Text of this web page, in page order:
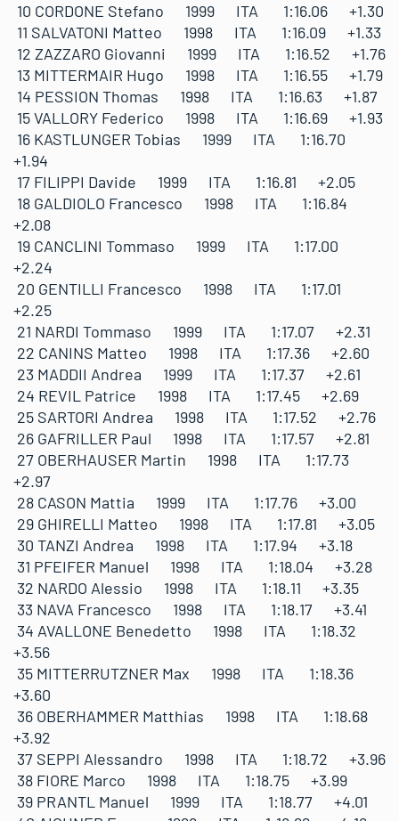
10 CORDONE Stefano 1999 ITA 1:16.06 +1.30
11 SALVATONI Matteo 1998 ITA 1:16.09 +1.33
12 ZAZZARO Giovanni 1999 ITA 1:16.52 +1.76
13 MITTERMAIR Hugo 1998 ITA 1:16.55 +1.79
14 PESSION Thomas 1998 ITA 1:16.63 +1.87
15 VALLORY Federico 1998 ITA 1:16.69 +1.93
16 KASTLUNGER Tobias 1999 ITA 1:16.70
+1.94
17 FILIPPI Davide 1999 ITA 1:16.81 +2.05
18 GALDIOLO Francesco 1998 ITA 1:16.84
+2.08
19 CANCLINI Tommaso 1999 ITA 1:17.00
+2.24
20 GENTILLI Francesco 1998 ITA 1:17.01
+2.25
21 NARDI Tommaso 1999 ITA 1:17.07 +2.31
22 CANINS Matteo 1998 ITA 1:17.36 +2.60
23 MADDII Andrea 1999 ITA 1:17.37 +2.61
24 REVIL Patrice 1998 ITA 1:17.45 +2.69
25 SARTORI Andrea 1998 ITA 1:17.52 +2.76
26 GAFRILLER Paul 1998 ITA 1:17.57 +2.81
27 OBERHAUSER Martin 1998 ITA 1:17.73
+2.97
28 CASON Mattia 1999 ITA 1:17.76 +3.00
29 GHIRELLI Matteo 1998 ITA 1:17.81 +3.05
30 TANZI Andrea 1998 ITA 1:17.94 +3.18
31 PFEIFER Manuel 1998 ITA 1:18.04 +3.28
32 NARDO Alessio 1998 ITA 1:18.11 +3.35
33 NAVA Francesco 1998 ITA 1:18.17 +3.41
34 AVALLONE Benedetto 1998 ITA 1:18.32
+3.56
35 MITTERRUTZNER Max 1998 ITA 1:18.36
+3.60
36 OBERHAMMER Matthias 1998 ITA 1:18.68
+3.92
37 SEPPI Alessandro 1998 ITA 1:18.72 +3.96
38 FIORE Marco 1998 ITA 1:18.75 +3.99
39 PRANTL Manuel 1999 ITA 1:18.77 +4.01